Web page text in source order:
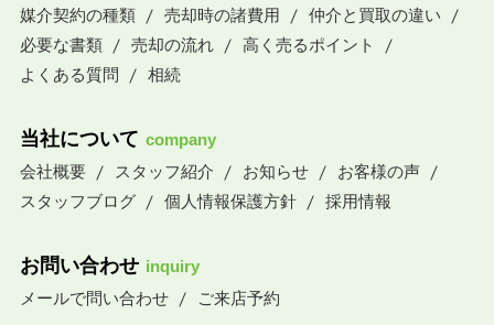
媒介契約の種類
売却時の諸費用
仲介と買取の違い
必要な書類
売却の流れ
高く売るポイント
よくある質問
相続
当社について company
会社概要
スタッフ紹介 お知らせ
お客様の声
スタッフブログ
個人情報保護方針 採用情報
お問い合わせ inquiry
メールで問い合わせ
ご来店予約